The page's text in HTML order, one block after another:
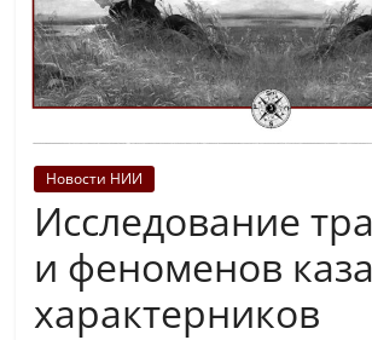
Новости НИИ
Исследование
и феноменов
характерников